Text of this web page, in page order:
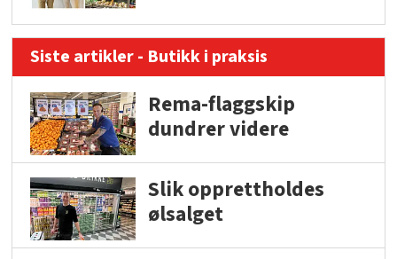
Siste artikler - Butikk i praksis
Rema-flaggskip
dundrer videre
Slik opprettholdes
ølsalget